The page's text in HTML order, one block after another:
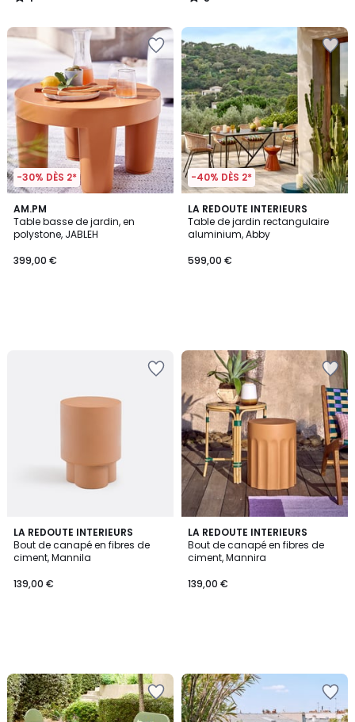
/
/
-30% DÈS 2*
AM.PM
Table basse de jardin, en
polystone, JABLEH
399,00 €
-40% DÈS 2*
LA REDOUTE INTERIEURS
Table de jardin rectangulaire
aluminium, Abby
599,00 €
LA REDOUTE INTERIEURS
Bout de canapé en fibres de
ciment, Mannila
139,00 €
LA REDOUTE INTERIEURS
Bout de canapé en fibres de
ciment, Mannira
139,00 €